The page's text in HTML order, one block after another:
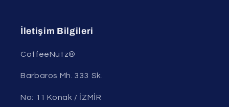
İletişim Bilgileri
CoffeeNutz®
Barbaros Mh. 333 Sk.
No: 11 Konak / İZMİR